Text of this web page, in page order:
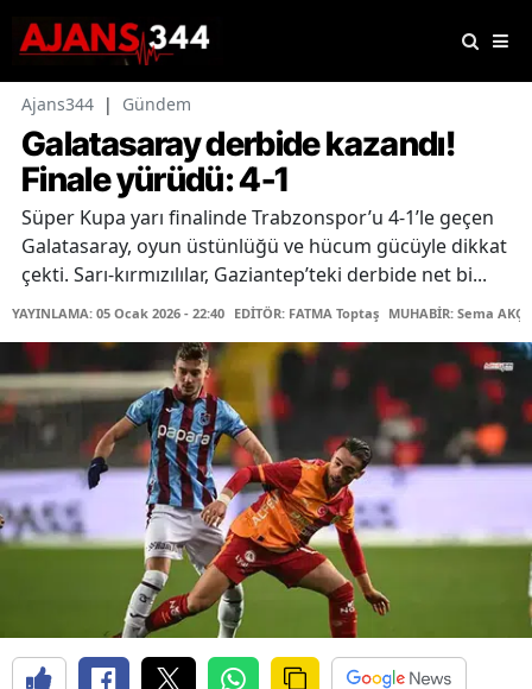
Ajans344 | Gündem
Galatasaray derbide kazandı!
Finale yürüdü: 4-1
Süper Kupa yarı finalinde Trabzonspor’u 4-1’le geçen
Galatasaray, oyun üstünlüğü ve hücum gücüyle dikkat
çekti. Sarı-kırmızılılar, Gaziantep’teki derbide net bi...
YAYINLAMA: 05 Ocak 2026 - 22:40 EDİTÖR: FATMA Toptaş MUHABİR: Sema